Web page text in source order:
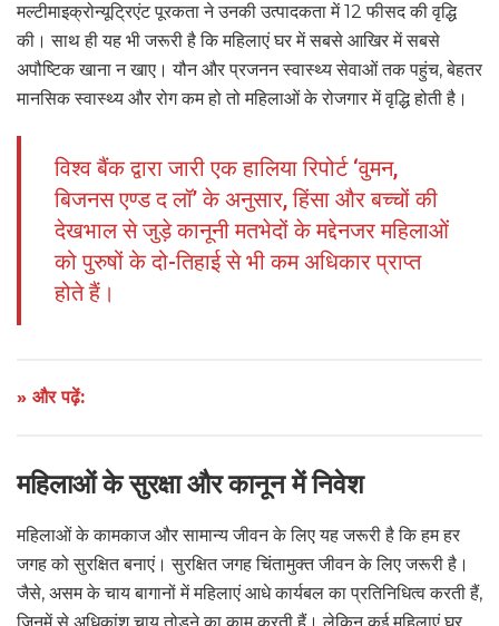
मल्टीमाइक्रोन्यूट्रिएंट पूरकता ने उनकी उत्पादकता में 12 फीसद की वृद्धि
की। साथ ही यह भी जरूरी है कि महिलाएं घर में सबसे आखिर में सबसे
अपौष्टिक खाना न खाए। यौन और प्रजनन स्वास्थ्य सेवाओं तक पहुंच, बेहतर
मानसिक स्वास्थ्य और रोग कम हो तो महिलाओं के रोजगार में वृद्धि होती है।
विश्व बैंक द्वारा जारी एक हालिया रिपोर्ट ‘वुमन,
बिजनस एण्ड द लॉ’ के अनुसार, हिंसा और बच्चों की
देखभाल से जुड़े कानूनी मतभेदों के मद्देनजर महिलाओं
को पुरुषों के दो-तिहाई से भी कम अधिकार प्राप्त
होते हैं।
» और पढ़ें:
महिलाओं के सुरक्षा और कानून में निवेश
महिलाओं के कामकाज और सामान्य जीवन के लिए यह जरूरी है कि हम हर
जगह को सुरक्षित बनाएं। सुरक्षित जगह चिंतामुक्त जीवन के लिए जरूरी है।
जैसे, असम के चाय बागानों में महिलाएं आधे कार्यबल का प्रतिनिधित्व करती हैं,